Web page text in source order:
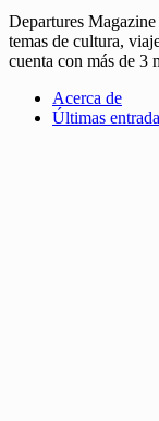
Departures Magazine
temas de cultura,
cuenta con más de 3
Acerca de
Últimas